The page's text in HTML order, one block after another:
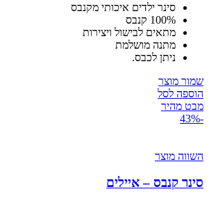
סינר ילדים איכותי מקנבס
100% קנבס
מתאים לבישול ויצירות
מתנה מושלמת
ניתן לכבס.
שמור מוצר
הוספה לסל
מבט מהיר
-43%
השווה מוצר
סינר קנבס – איילים